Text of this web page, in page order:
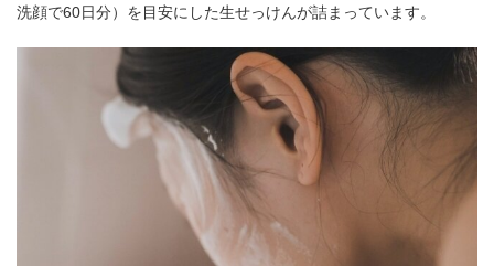
洗顔で60日分）を目安にした生せっけんが詰まっています。